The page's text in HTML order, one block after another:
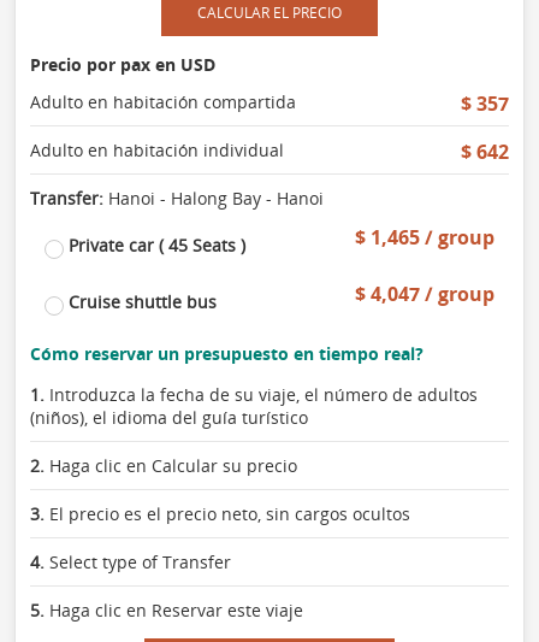
CALCULAR EL PRECIO
Precio por pax en USD
Adulto en habitación compartida
$ 357
Adulto en habitación individual $ 642
Transfer: Hanoi - Halong Bay - Hanoi
Private car ( 45 Seats ) $ 1,465 / group
Cruise shuttle bus $ 4,047 / group
Cómo reservar un presupuesto en tiempo real?
1. Introduzca la fecha de su viaje, el número de adultos
(niños), el idioma del guía turístico
2. Haga clic en Calcular su precio
3. El precio es el precio neto, sin cargos ocultos
4. Select type of Transfer
5. Haga clic en Reservar este viaje